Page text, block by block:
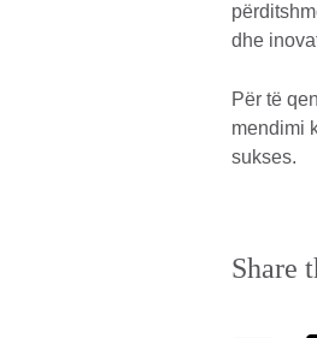
dhe
Për të
mendimi
sukses.
Share